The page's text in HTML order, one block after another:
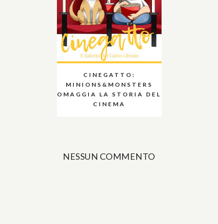
CINEGATTO:
MINIONS&MONSTERS
OMAGGIA LA STORIA DEL
CINEMA
NESSUN COMMENTO